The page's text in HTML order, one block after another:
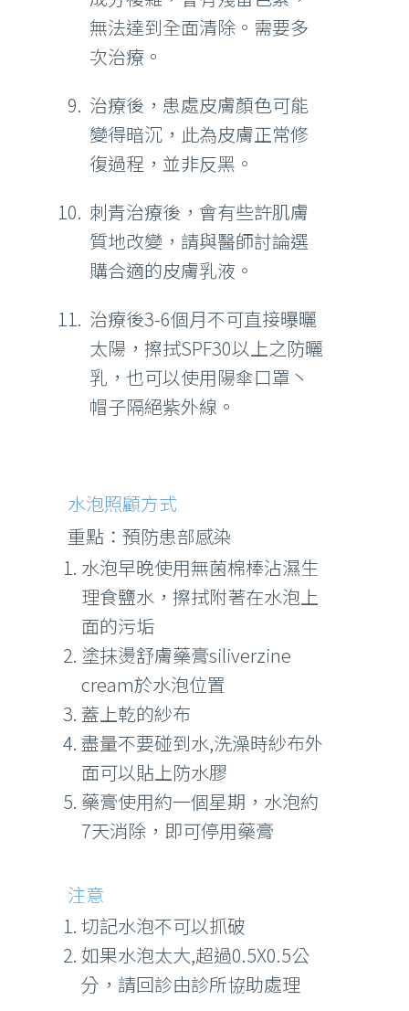
無法達到全面清除。需要多
次治療。
治療後，患處皮膚顏色可能
變得暗沉，此為皮膚正常修
復過程，並非反黑。
刺青治療後，會有些許肌膚
質地改變，請與醫師討論選
購合適的皮膚乳液。
治療後3-6個月不可直接曝曬
太陽，擦拭SPF30以上之防曬
乳，也可以使用陽傘口罩丶
帽子隔絕紫外線。
水泡照顧方式
重點：預防患部感染
水泡早晚使用無菌棉棒沾濕生
理食鹽水，擦拭附著在水泡上
面的污垢
塗抹燙舒膚藥膏siliverzine
cream於水泡位置
蓋上乾的紗布
盡量不要碰到水,洗澡時紗布外
面可以貼上防水膠
藥膏使用約一個星期，水泡約
7天消除，即可停用藥膏
注意
切記水泡不可以抓破
如果水泡太大,超過0.5X0.5公
分，請回診由診所協助處理